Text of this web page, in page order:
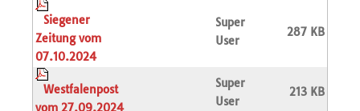
Siegener
Zeitung vom
07.10.2024
Super
User
287 KB
Westfalenpost
vom 27.09.2024
Super
User
213 KB